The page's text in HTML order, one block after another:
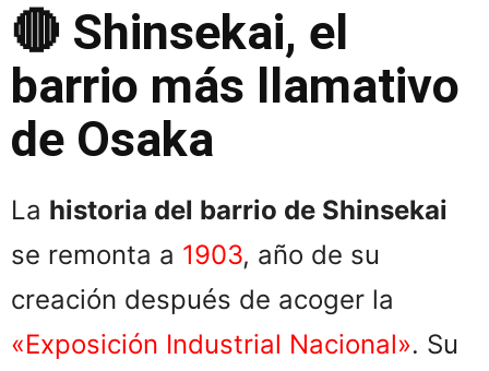
🔴 Shinsekai, el
barrio más llamativo
de Osaka
La historia del barrio de Shinsekai
se remonta a 1903, año de su
creación después de acoger la
«Exposición Industrial Nacional». Su